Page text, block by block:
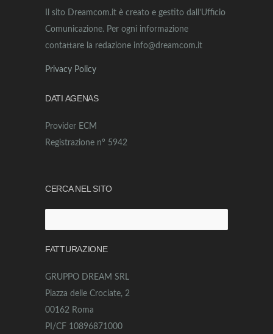
Il sito Dreamcom.it è creato e gestito dall’Ufficio
Comunicazione. Per ogni informazione
contattare la redazione info@dreamcom.it
Privacy Policy
DATI AGENAS
Provider ECM
Registrazione n° 5942
CERCA NEL SITO
per:
FATTURAZIONE
GRUPPO DREAM SRL
Piazza delle Crociate, 2
00162 Roma
PI/CF 10896871000